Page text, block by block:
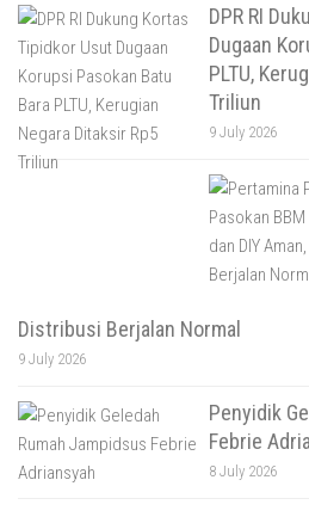
DPR RI
Dugaan
PLTU,
Triliun
9 July 2026
Distribusi Berjalan Normal
9 July 2026
Penyidik
Febrie
8 July 2026